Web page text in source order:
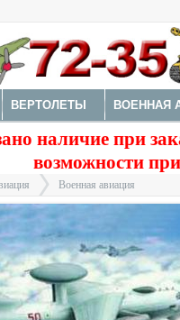
ВЕРТОЛЕТЫ ВОЕННАЯ
И ПОДЛОДОК
наличие при
возможности
>
Военная авиация